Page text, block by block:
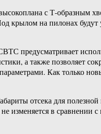
с Т-образным
на пилонах будут
предусматривает
а также позволяет
Как только
отсека для
в сравнении